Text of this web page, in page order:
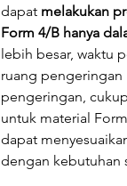
dapat melakukan
Form 4/B hanya
lebih besar, waktu
ruang pengeringan
pengeringan,
untuk material
dapat
dengan kebutuhan